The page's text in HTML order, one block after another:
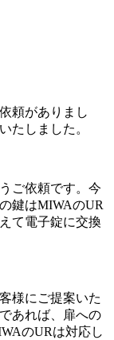
頼がありまし
たしました。
ご依頼です。今
鍵はMIWAのUR
て電子錠に交換
様にご提案いた
あれば、扉への
のURは対応し